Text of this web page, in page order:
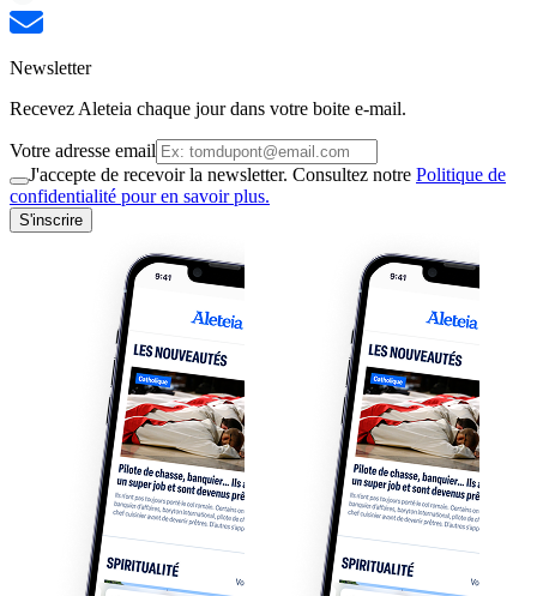
Newsletter
Recevez Aleteia chaque jour dans votre boite e-mail.
Votre adresse email
J'accepte de recevoir la newsletter. Consultez notre Politique de
confidentialité pour en savoir plus.
S'inscrire